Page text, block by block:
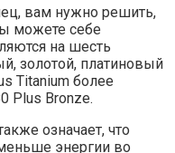
вам нужно решить,
можете себе
на шесть
золотой, платиновый
Titanium более
Plus Bronze.
означает, что
энергии во